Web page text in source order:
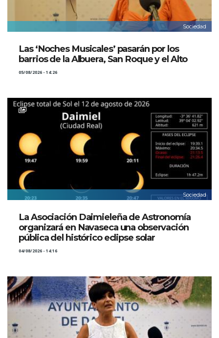
Sociedad
Las ‘Noches Musicales’ pasarán por los
barrios de la Albuera, San Roque y el Alto
05/08/2026 - 14:26
Sociedad
La Asociación Daimieleña de Astronomía
organizará en Navaseca una observación
pública del histórico eclipse solar
04/08/2026 - 14:16